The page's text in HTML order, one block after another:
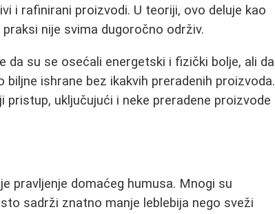
i rafinirani proizvodi. U teoriji, ovo deluje kao
nije svima dugoročno održiv.
da su se osećali energetski i fizički bolje, ali da
ishrane bez ikakvih preradenih proizvoda.
uključujući i neke preradene proizvode
pravljenje domaćeg humusa. Mnogi su
sadrži znatno manje leblebija nego sveži